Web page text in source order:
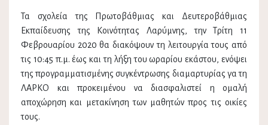
Τα σχολεία της Πρωτοβάθμιας και Δευτεροβάθμιας
Εκπαίδευσης της Κοινότητας Λαρύμνης, την Τρίτη 11
Φεβρουαρίου 2020 θα διακόψουν τη λειτουργία τους από
τις 10:45 π.μ. έως και τη λήξη του ωραρίου εκάστου, ενόψει
της προγραμματισμένης συγκέντρωσης διαμαρτυρίας γα τη
ΛΑΡΚΟ και προκειμένου να διασφαλιστεί η ομαλή
αποχώρηση και μετακίνηση των μαθητών προς τις οικίες
τους.